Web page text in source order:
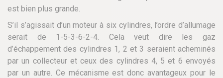
est bien plus grande.
S’il s’agissait d’un moteur à six cylindres, l’ordre d’allumage
serait de 1-5-3-6-2-4. Cela veut dire les gaz
d’échappement des cylindres 1, 2 et 3 seraient acheminés
par un collecteur et ceux des cylindres 4, 5 et 6 envoyés
par un autre. Ce mécanisme est donc avantageux pour le